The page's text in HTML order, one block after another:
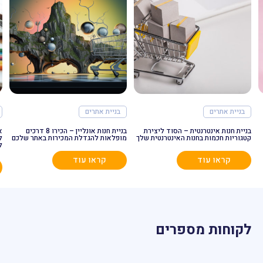
בניית אתרים
בניית חנות אינטרנטית – הסוד ליצירת
קטגוריות חכמות בחנות האינטרנטית שלך
קראו עוד
בניית אתרים
בניית חנות אונליין – הכירו 8 דרכים
מופלאות להגדלת המכירות באתר שלכם
קראו עוד
לקוחות מספרים